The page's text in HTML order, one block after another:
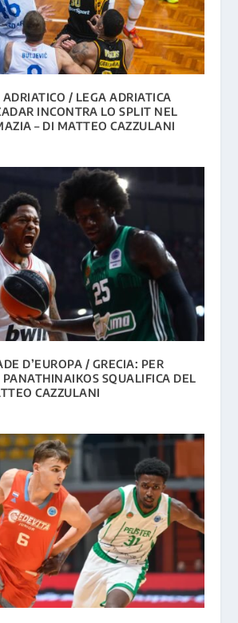
/ LEGA ADRIATICA
INCONTRA LO SPLIT NEL
– DI MATTEO CAZZULANI
D’EUROPA / GRECIA: PER
PANATHINAIKOS SQUALIFICA DEL
CAZZULANI